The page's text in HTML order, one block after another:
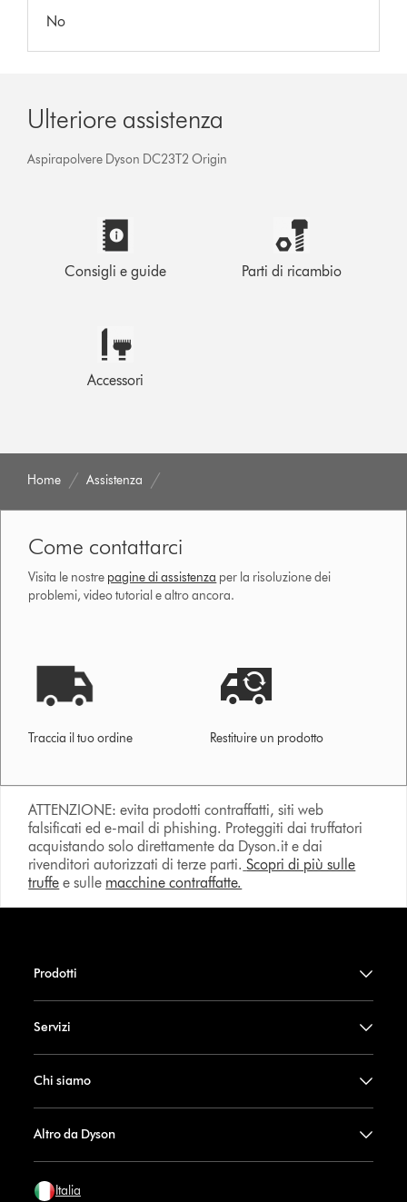
No
Ulteriore assistenza
Aspirapolvere Dyson DC23T2 Origin
Consigli e guide Parti di ricambio
Accessori
Home Assistenza
Come contattarci
Visita le nostre pagine di assistenza per la risoluzione dei
problemi, video tutorial e altro ancora.
Traccia il tuo ordine Restituire un prodotto
ATTENZIONE: evita prodotti contraffatti, siti web
falsificati ed e-mail di phishing. Proteggiti dai truffatori
acquistando solo direttamente da Dyson.it e dai
rivenditori autorizzati di terze parti. Scopri di più sulle
truffe e sulle macchine contraffatte.
Prodotti
Servizi
Chi siamo
Altro da Dyson
Italia